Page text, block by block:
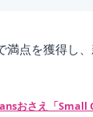
満点を獲得し
おさえ「Small